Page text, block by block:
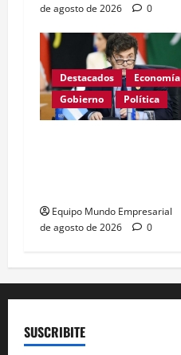
de agosto de 2026
0
Destacados
Economía
Gobierno
Política
Equipo Mundo Empresarial
de agosto de 2026
0
SUSCRIBITE